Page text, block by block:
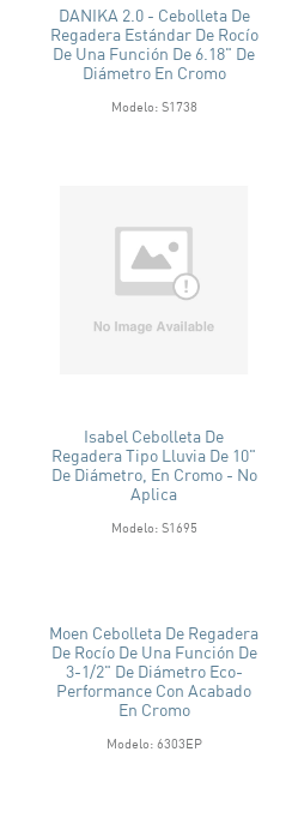
DANIKA 2.0 - Cebolleta De
Regadera Estándar De Rocío
De Una Función De 6.18" De
Diámetro En Cromo
Modelo: S1738
Isabel Cebolleta De
Regadera Tipo Lluvia De 10"
De Diámetro, En Cromo - No
Aplica
Modelo: S1695
Moen Cebolleta De Regadera
De Rocío De Una Función De
3-1/2" De Diámetro Eco-
Performance Con Acabado
En Cromo
Modelo: 6303EP